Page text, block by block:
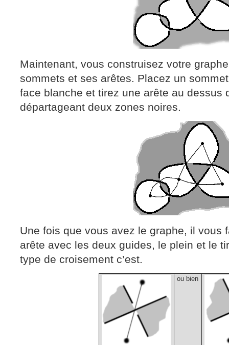
Maintenant, vous construisez votre
sommets et ses arêtes. Placez un
face blanche et tirez une arête au dessus
départageant deux zones noires.
Une fois que vous avez le graphe, il vous
arête avec les deux guides, le plein et le
type de croisement c’est.
ou bien